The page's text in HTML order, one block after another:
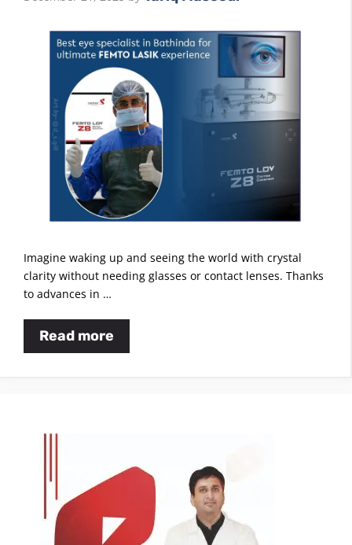
Imagine waking up and seeing the world with crystal
clarity without needing glasses or contact lenses. Thanks
to advances in …
Read more